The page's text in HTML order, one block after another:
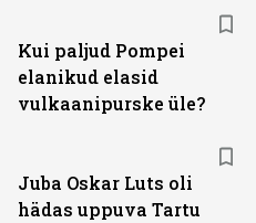
Kui paljud Pompei
elanikud elasid
vulkaanipurske üle?
Juba Oskar Luts oli
hädas uppuva Tartu